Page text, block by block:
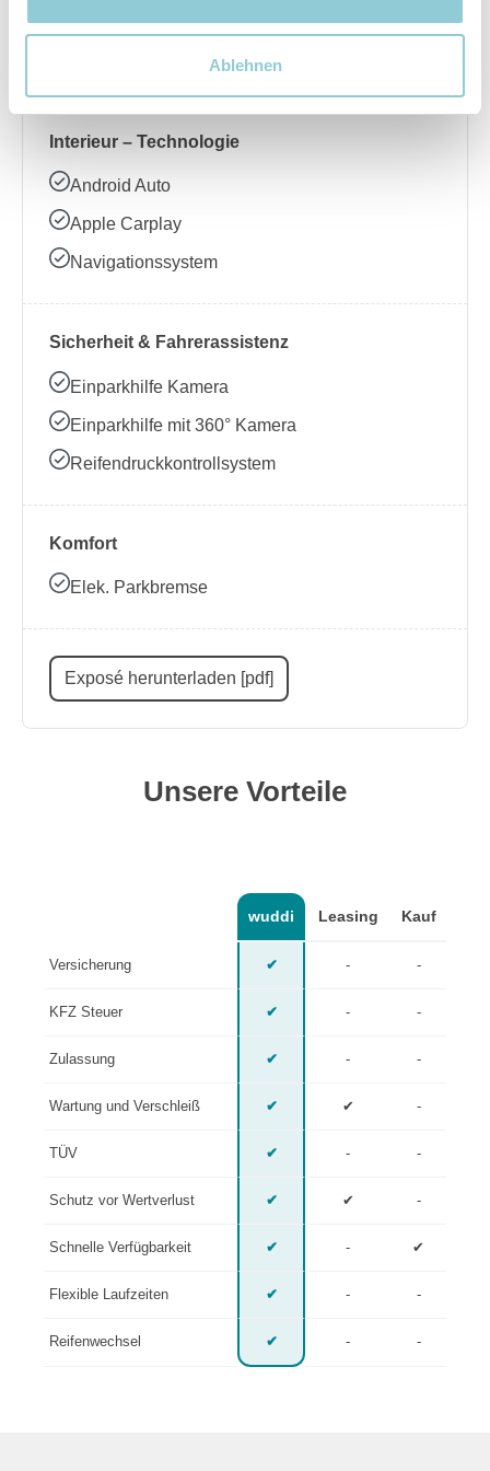
Ablehnen
Beheizbares Lenkrad
Interieur – Technologie
Android Auto
Apple Carplay
Navigationssystem
Sicherheit & Fahrerassistenz
Einparkhilfe Kamera
Einparkhilfe mit 360° Kamera
Reifendruckkontrollsystem
Komfort
Elek. Parkbremse
Exposé herunterladen [pdf]
Unsere Vorteile
wuddi Leasing Kauf
Versicherung ✔ - -
KFZ Steuer ✔ - -
Zulassung ✔ - -
Wartung und Verschleiß ✔ ✔ -
TÜV ✔ - -
Schutz vor Wertverlust ✔ ✔ -
Schnelle Verfügbarkeit ✔ - ✔
Flexible Laufzeiten ✔ - -
Reifenwechsel ✔ - -